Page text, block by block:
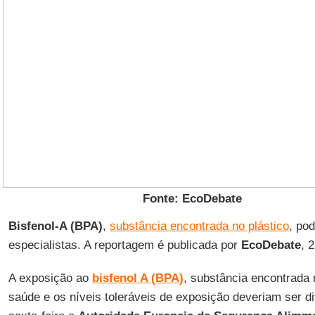
Fonte: EcoDebate
Bisfenol-A (BPA), substância encontrada no plástico,
especialistas. A reportagem é publicada por EcoDebate,
A exposição ao bisfenol A (BPA), substância
saúde e os níveis toleráveis de exposição deveriam ser